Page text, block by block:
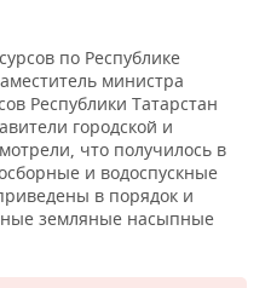
по Республике
министра
Республики Татарстан
городской и
что получилось в
и водоспускные
в порядок и
земляные насыпные